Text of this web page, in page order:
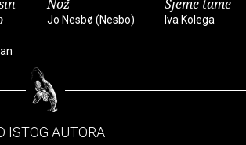
Nož
Jo Nesbø (Nesbo)
Sjeme tame
Iva Kolega
ISTOG AUTORA –